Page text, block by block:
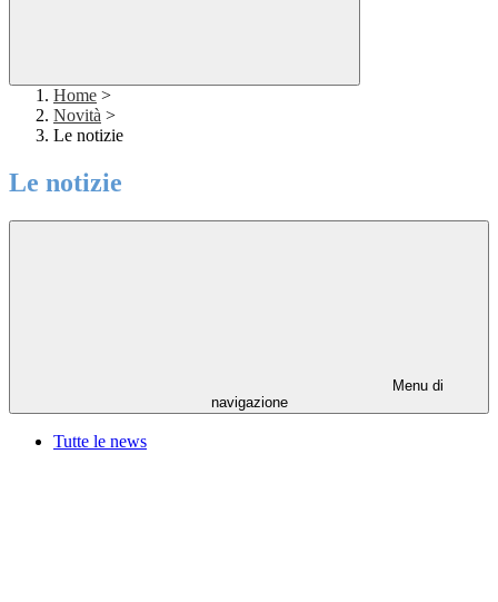
Home >
Novità >
Le notizie
Le notizie
Menu di
navigazione
Tutte le news